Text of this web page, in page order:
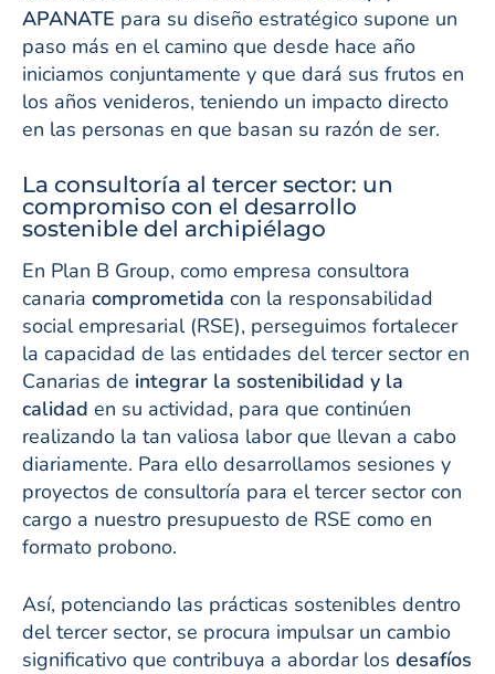
APANATE para su diseño estratégico supone un
paso más en el camino que desde hace año
iniciamos conjuntamente y que dará sus frutos en
los años venideros, teniendo un impacto directo
en las personas en que basan su razón de ser.
La consultoría al tercer sector: un
compromiso con el desarrollo
sostenible del archipiélago
En Plan B Group, como empresa consultora
canaria comprometida con la responsabilidad
social empresarial (RSE), perseguimos fortalecer
la capacidad de las entidades del tercer sector en
Canarias de integrar la sostenibilidad y la
calidad en su actividad, para que continúen
realizando la tan valiosa labor que llevan a cabo
diariamente. Para ello desarrollamos sesiones y
proyectos de consultoría para el tercer sector con
cargo a nuestro presupuesto de RSE como en
formato probono.
Así, potenciando las prácticas sostenibles dentro
del tercer sector, se procura impulsar un cambio
significativo que contribuya a abordar los desafíos